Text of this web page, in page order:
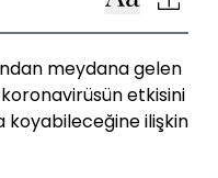
meydana gelen
etkisini
ilişkin